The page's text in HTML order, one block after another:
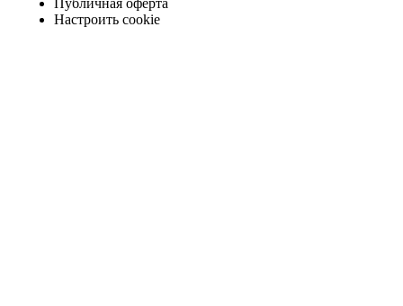
Публичная оферта
Настроить cookie